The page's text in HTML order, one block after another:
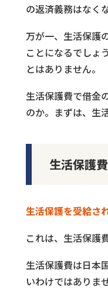
の返済義務はなく
万が一、生活保護
ことになるでしょ
とはありません。
生活保護費で借金
のか。まずは、生
生活保護
生活保護を受給さ
これは、生活保護
生活保護費は日本
いわけではありま